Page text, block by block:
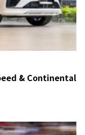
& Continental